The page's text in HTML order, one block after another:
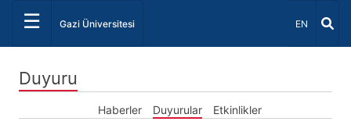
☰ Gazi Üniversitesi Dil Seçiniz
EN
Duyuru
Haberler Duyurular Etkinlikler